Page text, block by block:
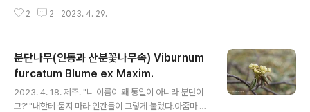
하다가 제대로 못 찾고 결국 도움을 요청하고서야 제주도
음 발견이 되었는데,제주도 두 지역에서 군락을 이루며 퍼
지고 있었다고 보고 되었다. 분명 Ranunculus sardous
학명으로도 검색을 했는데...중국식물지에서 이 녀석 삽화
를 확인했는데도 세밀화의 줄기와 잎자루에 퍼진 털이 너
2 2 2023. 4. 29.
분단나무(인동과 산분꽃나무속) Viburnum
furcatum Blume ex Maxim.
2023. 4. 18. 제주. "니 이름이 왜 통일이 아니라 분단이
고?""내한테 묻지 마라 인간들이 그렇게 불렀다.아줌마 지